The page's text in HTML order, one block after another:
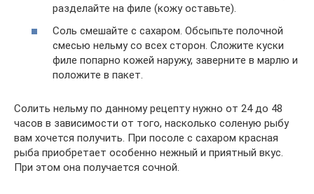
разделайте на филе (кожу оставьте).
Соль смешайте с сахаром. Обсыпьте полочной
смесью нельму со всех сторон. Сложите куски
филе попарно кожей наружу, заверните в марлю и
положите в пакет.
Солить нельму по данному рецепту нужно от 24 до 48
часов в зависимости от того, насколько соленую рыбу
вам хочется получить. При посоле с сахаром красная
рыба приобретает особенно нежный и приятный вкус.
При этом она получается сочной.